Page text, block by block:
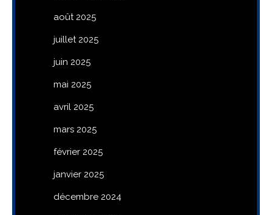
août 2025
juillet 2025
juin 2025
mai 2025
avril 2025
mars 2025
février 2025
janvier 2025
décembre 2024